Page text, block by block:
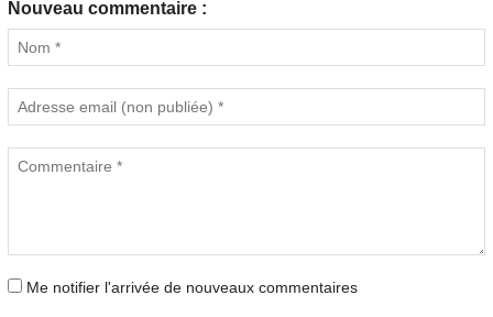
Nouveau commentaire :
Me notifier l'arrivée de nouveaux commentaires